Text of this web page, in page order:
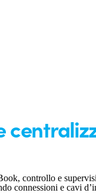
controllo e
connessioni e cavi